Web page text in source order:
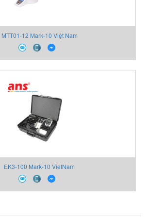
MTT01-12 Mark-10 Việt Nam
EK3-100 Mark-10 VietNam